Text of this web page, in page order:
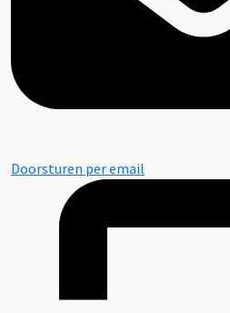
Doorsturen per email